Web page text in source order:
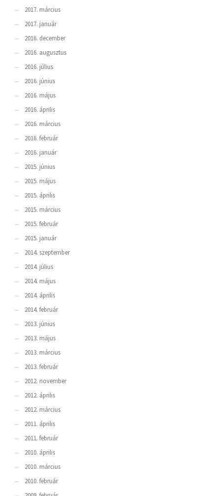
2017. március
2017. január
2016. december
2016. augusztus
2016. július
2016. június
2016. május
2016. április
2016. március
2016. február
2016. január
2015. június
2015. május
2015. április
2015. március
2015. február
2015. január
2014. szeptember
2014. július
2014. május
2014. április
2014. február
2013. június
2013. május
2013. március
2013. február
2012. november
2012. április
2012. március
2011. április
2011. február
2010. április
2010. március
2010. február